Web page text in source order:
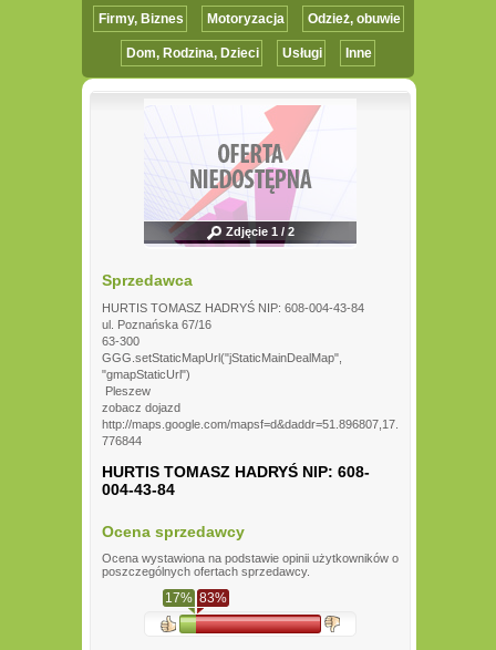
Firmy, Biznes Motoryzacja Odzież, obuwie
Dom, Rodzina, Dzieci Usługi Inne
Zdjęcie 1 / 2
Sprzedawca
HURTIS TOMASZ HADRYŚ NIP: 608-004-43-84
ul. Poznańska 67/16
63-300
GGG.setStaticMapUrl("jStaticMainDealMap",
"gmapStaticUrl")
Pleszew
zobacz dojazd
http://maps.google.com/mapsf=d&daddr=51.896807,17.
776844
HURTIS TOMASZ HADRYŚ NIP: 608-
004-43-84
Ocena sprzedawcy
Ocena wystawiona na podstawie opinii użytkowników o
poszczególnych ofertach sprzedawcy.
17% 83%